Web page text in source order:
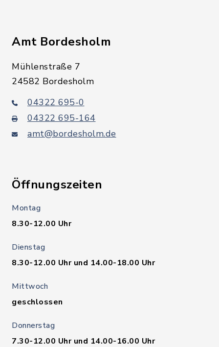
Amt Bordesholm
Mühlenstraße 7
24582 Bordesholm
04322 695-0
04322 695-164
amt@bordesholm.de
Öffnungszeiten
Montag
8.30-12.00 Uhr
Dienstag
8.30-12.00 Uhr und 14.00-18.00 Uhr
Mittwoch
geschlossen
Donnerstag
7.30-12.00 Uhr und 14.00-16.00 Uhr